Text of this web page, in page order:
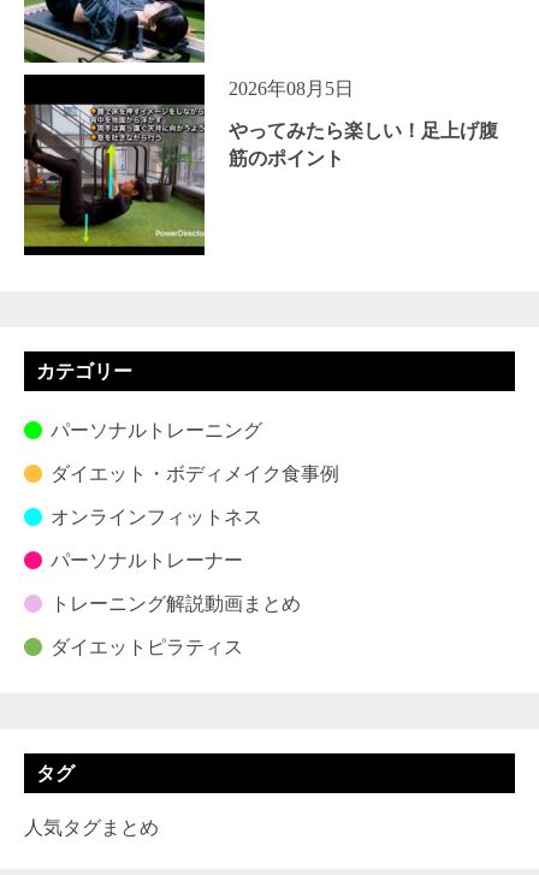
2026年08月5日
やってみたら楽しい！足上げ腹
筋のポイント
カテゴリー
パーソナルトレーニング
ダイエット・ボディメイク食事例
オンラインフィットネス
パーソナルトレーナー
トレーニング解説動画まとめ
ダイエットピラティス
タグ
人気タグまとめ